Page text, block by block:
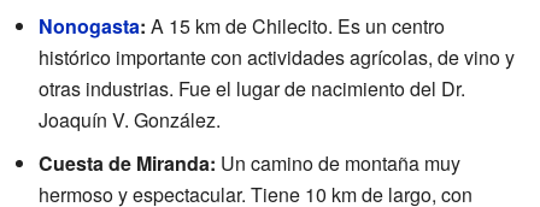
Nonogasta: A 15 km de Chilecito. Es un centro
histórico importante con actividades agrícolas, de vino y
otras industrias. Fue el lugar de nacimiento del Dr.
Joaquín V. González.
Cuesta de Miranda: Un camino de montaña muy
hermoso y espectacular. Tiene 10 km de largo, con